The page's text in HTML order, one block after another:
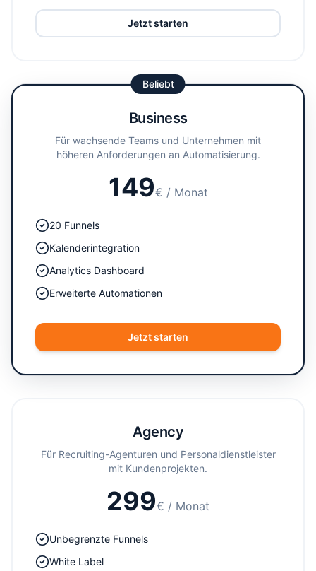
Jetzt starten
Beliebt
Business
Für wachsende Teams und Unternehmen mit
höheren Anforderungen an Automatisierung.
149€ / Monat
20 Funnels
Kalenderintegration
Analytics Dashboard
Erweiterte Automationen
Jetzt starten
Agency
Für Recruiting-Agenturen und Personaldienstleister
mit Kundenprojekten.
299€ / Monat
Unbegrenzte Funnels
White Label